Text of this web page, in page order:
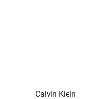
Calvin Klein